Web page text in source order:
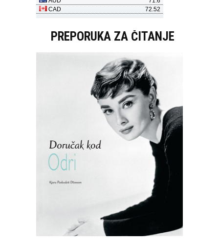
PREPORUKA ZA ČITANJE